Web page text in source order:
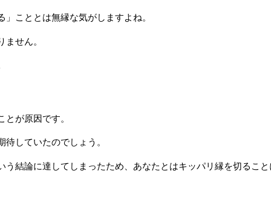
こととは無縁な気がしますよね。
せん。
が原因です。
していたのでしょう。
結論に達してしまったため、あなたとはキッパリ縁を切ること